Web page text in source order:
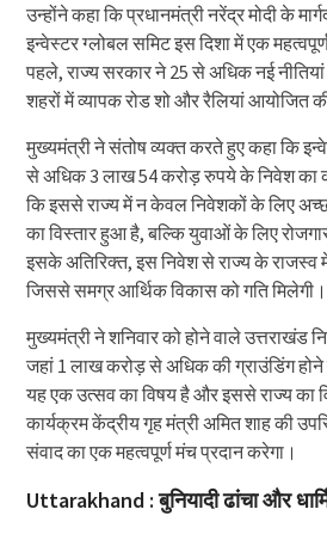
उन्होंने कहा कि प्रधानमंत्री नरेंद्र मोदी के
इन्वेस्टर ग्लोबल समिट इस दिशा में एक
पहले, राज्य सरकार ने 25 से अधिक नई
शहरों में व्यापक रोड शो और रैलियां आयोजित
मुख्यमंत्री ने संतोष व्यक्त करते हुए कहा कि
से अधिक 3 लाख 54 करोड़ रुपये के निवेश का
कि इससे राज्य में न केवल निवेशकों के लिए
का विस्तार हुआ है, बल्कि युवाओं के लिए
इसके अतिरिक्त, इस निवेश से राज्य के राजस्व में
जिससे समग्र आर्थिक विकास को गति मिलेगी।
मुख्यमंत्री ने शनिवार को होने वाले उत्तराखंड
जहां 1 लाख करोड़ से अधिक की ग्राउंडिंग होने
यह एक उत्सव का विषय है और इससे राज्य का
कार्यक्रम केंद्रीय गृह मंत्री अमित शाह की
संवाद का एक महत्वपूर्ण मंच प्रदान करेगा।
Uttarakhand : बुनियादी ढांचा और